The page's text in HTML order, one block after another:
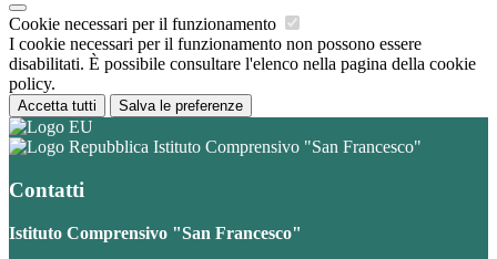
Cookie necessari per il funzionamento
I cookie necessari per il funzionamento non possono essere
disabilitati. È possibile consultare l'elenco nella pagina della cookie
policy.
Accetta tutti Salva le preferenze
Istituto Comprensivo "San Francesco"
Contatti
Istituto Comprensivo "San Francesco"